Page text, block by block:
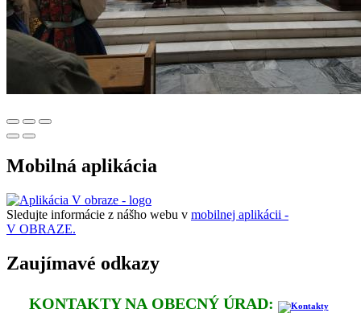
Mobilná aplikácia
Sledujte informácie z nášho webu v mobilnej aplikácii -
V OBRAZE.
Zaujímavé odkazy
KONTAKTY NA OBECNÝ ÚRAD: